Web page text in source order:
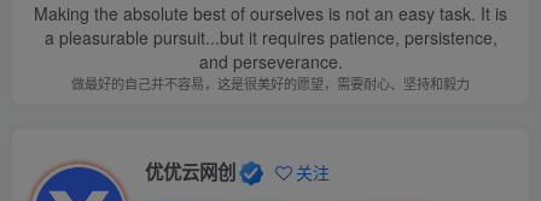
Making the absolute best of ourselves is not an easy task. It is
a pleasurable pursuit...but it requires patience, persistence,
and perseverance.
做最好的自己并不容易，这是很美好的愿望，需要耐心、坚持和毅力
优优云网创 关注